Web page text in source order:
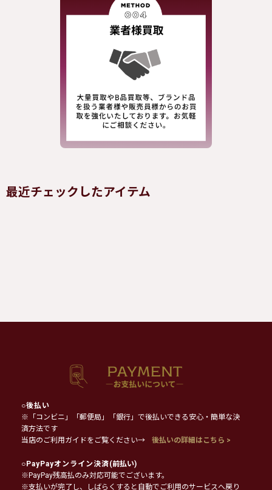
最近チェックしたアイテム
○後払い
※「コンビニ」「郵便局」「銀行」で後払いできる安心・簡単な決
済方法です
当店のご利用ガイドをご覧ください→
後払いの詳細はこちら >
○PayPayオンライン決済(前払い)
※PayPay残高払のみ対応可能でございます。
※支払いが完了し、しばらくすると自動でご利用のサービスへ戻り